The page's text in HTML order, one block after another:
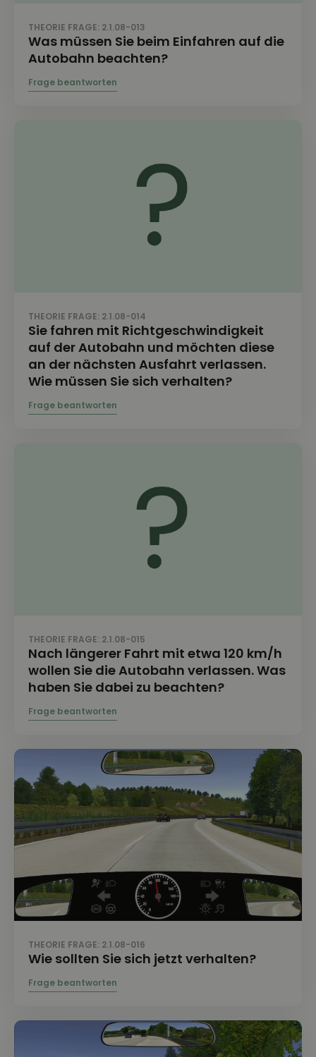
THEORIE FRAGE: 2.1.08-013
Was müssen Sie beim Einfahren auf die
Autobahn beachten?
THEORIE FRAGE: 2.1.08-014
Sie fahren mit Richtgeschwindigkeit
auf der Autobahn und möchten diese
an der nächsten Ausfahrt verlassen.
Wie müssen Sie sich verhalten?
THEORIE FRAGE: 2.1.08-015
Nach längerer Fahrt mit etwa 120 km/h
wollen Sie die Autobahn verlassen. Was
haben Sie dabei zu beachten?
THEORIE FRAGE: 2.1.08-016
Wie sollten Sie sich jetzt verhalten?